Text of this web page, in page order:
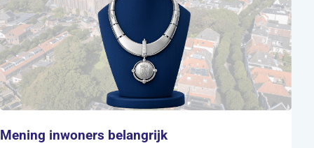
Mening inwoners belangrijk